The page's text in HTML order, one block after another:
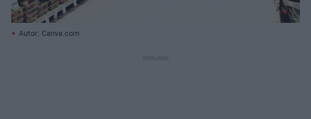
Autor: Canva.com